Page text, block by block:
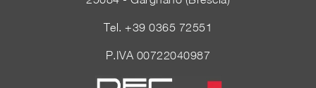
Tel.+39 0365 72551
P.IVA 00722040987